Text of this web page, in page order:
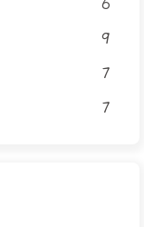
6
9
7
7